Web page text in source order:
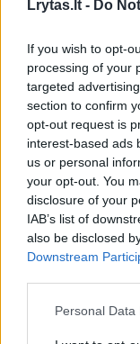
Lrytas.lt - Do
If you wish to opt-
processing of your
targeted
section to confirm
opt-out request is
interest-based ads
us or personal
your opt-out. You
disclosure of your
IAB’s list of
also be disclosed
Downstream
Personal
Lietuvos diena